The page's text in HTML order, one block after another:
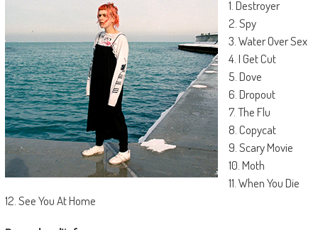
1. Destroyer
2. Spy
3. Water Over Sex
4. I Get Cut
5. Dove
6. Dropout
7. The Flu
8. Copycat
9. Scary Movie
10. Moth
11. When You Die
12. See You At Home